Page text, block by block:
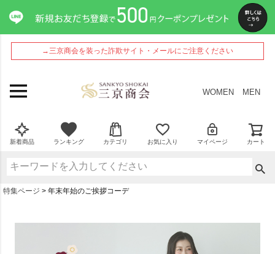
→三京商会を装った詐欺サイト・メールにご注意ください
WOMEN MEN
新着商品 ランキング カテゴリ お気に入り マイページ カート
特集ページ 年末年始のご挨拶コーデ